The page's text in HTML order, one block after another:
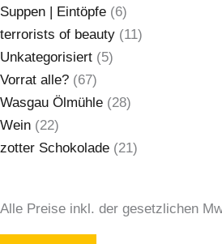
Suppen | Eintöpfe (6)
terrorists of beauty (11)
Unkategorisiert (5)
Vorrat alle? (67)
Wasgau Ölmühle (28)
Wein (22)
zotter Schokolade (21)
Alle Preise inkl. der gesetzlichen